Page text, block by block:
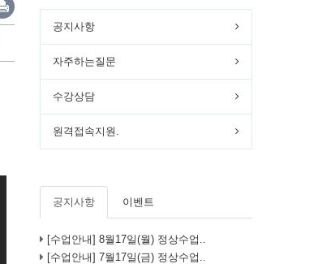
공지사항
자주하는질문
수강상담
원격접속지원.
공지사항 이벤트
[수업안내] 8월17일(월) 정상수업..
[수업안내] 7월17일(금) 정상수업..